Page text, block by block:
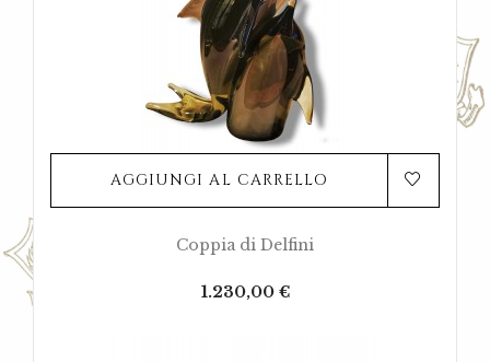
AGGIUNGI AL CARRELLO
Coppia di Delfini
Prezzo
1.230,00 €